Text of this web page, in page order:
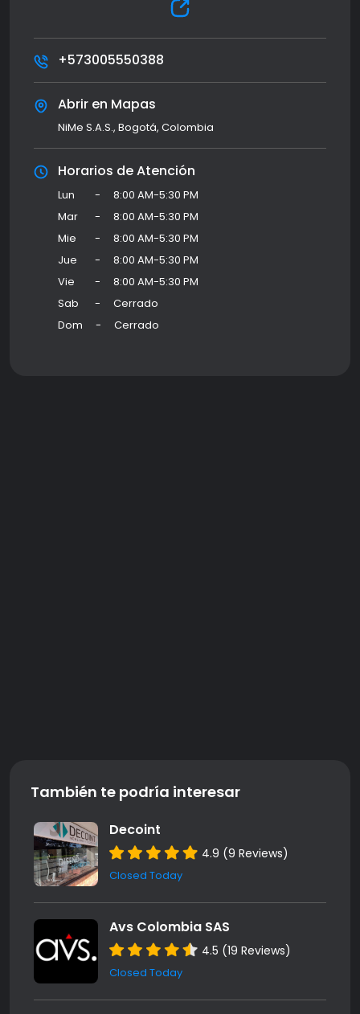
+573005550388
Abrir en Mapas
NiMe S.A.S., Bogotá, Colombia
Horarios de Atención
Lun -
8:00 AM-5:30 PM
Mar
-
8:00 AM-5:30 PM
Mie
-
8:00 AM-5:30 PM
Jue
-
8:00 AM-5:30 PM
Vie
-
8:00 AM-5:30 PM
Sab
-
Cerrado
Dom
- Cerrado
También te podría interesar
Decoint
4.9 (9 Reviews)
Closed Today
Avs Colombia SAS
4.5 (19 Reviews)
Closed Today